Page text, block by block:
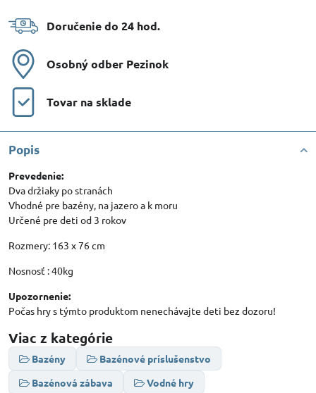
Doručenie do 24 hod​.
Osobný odber Pezinok
Tovar na sklade
Popis
Prevedenie:
Dva držiaky po stranách
Vhodné pre bazény, na jazero a k moru
Určené pre deti od 3 rokov
Rozmery: 163 x 76 cm
Nosnosť : 40kg
Upozornenie:
Počas hry s týmto produktom nenechávajte deti bez dozoru!
Viac z kategórie
Bazény
Bazénové príslušenstvo
Bazénová zábava
Vodné hry